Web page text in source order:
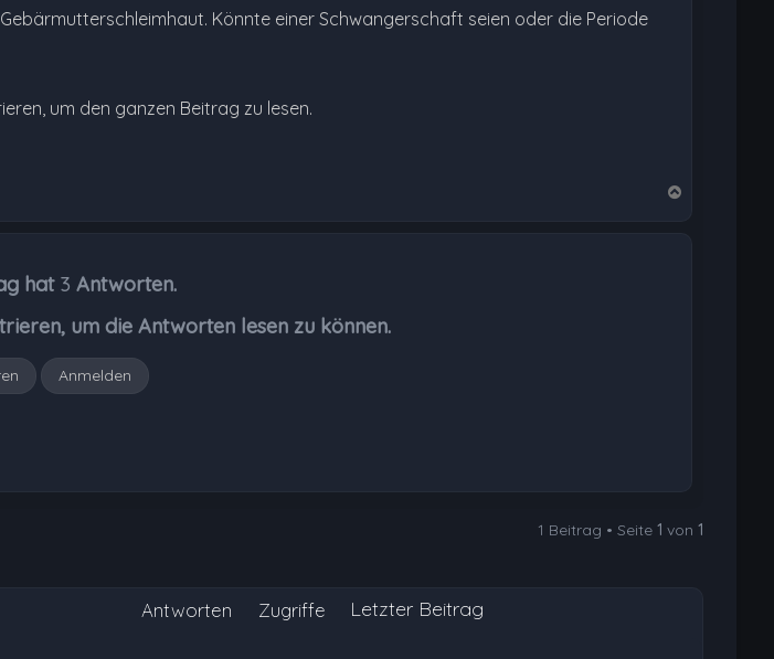
Könnte einer Schwangerschaft seien oder die Periode
um den ganzen Beitrag zu lesen.
hat 3 Antworten.
um die Antworten lesen zu können.
Anmelden
1 Beitrag • Seite1 von1
Antworten Zugriffe Letzter Beitrag